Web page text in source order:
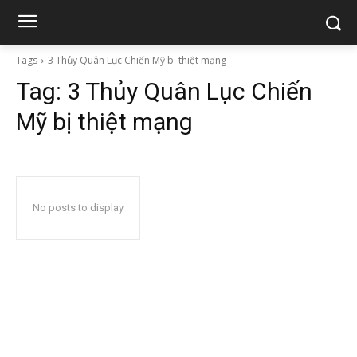
Tags 3 Thủy Quân Lục Chiến Mỹ bị thiệt mạng
Tag: 3 Thủy Quân Lục Chiến
Mỹ bị thiệt mạng
No posts to display